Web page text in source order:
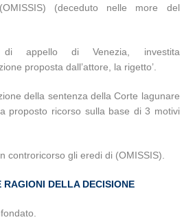
(deceduto nelle more del
appello di Venezia, investita
proposta dall’attore, la rigetto’.
della sentenza della Corte lagunare
proposto ricorso sulla base di 3 motivi
controricorso gli eredi di (OMISSIS).
RAGIONI DELLA DECISIONE